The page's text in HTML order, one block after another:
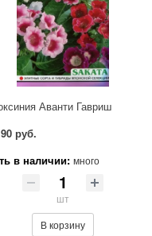
Аванти Гавриш
руб.
в наличии: много
шт
В корзину